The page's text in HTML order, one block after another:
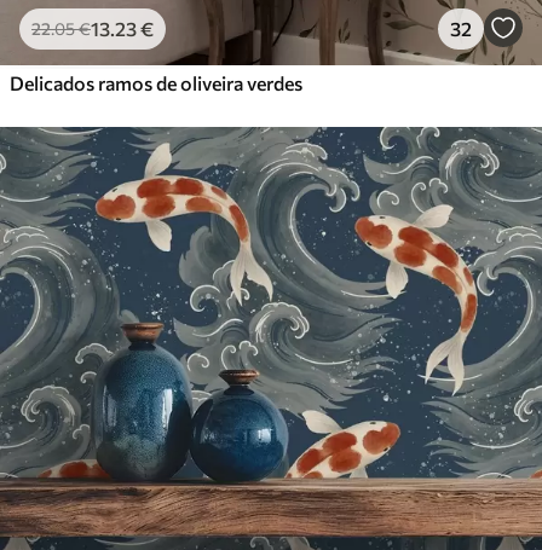
22.05€13.23€ 32
Delicados ramos de oliveira verdes